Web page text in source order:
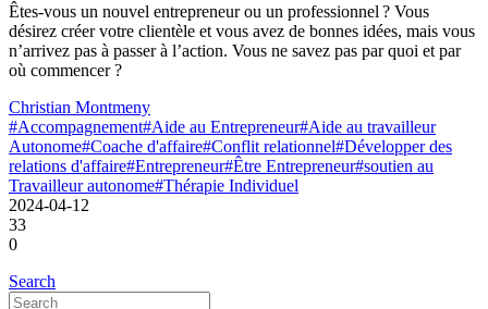
Êtes-vous un nouvel entrepreneur ou un professionnel ? Vous
désirez créer votre clientèle et vous avez de bonnes idées, mais vous
n’arrivez pas à passer à l’action. Vous ne savez pas par quoi et par
où commencer ?
Christian Montmeny
#Accompagnement#Aide au Entrepreneur#Aide au travailleur
Autonome#Coache d'affaire#Conflit relationnel#Développer des
relations d'affaire#Entrepreneur#Être Entrepreneur#soutien au
Travailleur autonome#Thérapie Individuel
2024-04-12
33
0
Search